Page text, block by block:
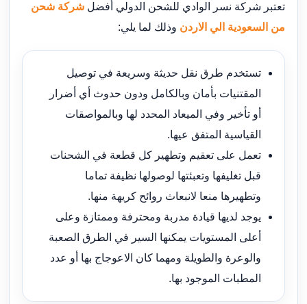
تعتبر شركة نسر الوادي للشحن الدولي أفضلشركة شحن
من السعودية الي الاردنوذلك لما يلي:
تستخدم طرق نقل حديثة وسريعة في توصيل
المقتنيات بأمان وبالكامل ودون حدوث أي أضرار
أو تأخير وفي الميعاد المحدد لها وبالمواصقات
القياسية المتفق عيها.
تعمل على تعقيم وتطهير كل قطعة في الشحنات
قبل تغليفها وتعبئتها لوصولها نظيفة تماما
وتطهيرها منعا لانبعاث روائح كريهة منها.
يوجد لديها قيادة مدربة ومحترفة وممتازة وعلى
أعلى المستويات يمكنها السير في الطرق الصعبة
والوعرة والطويلة ومهما كان الاعوجاج بها أو عدد
المطبات الموجود بها.